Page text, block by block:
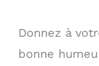
Donnez à
bonne